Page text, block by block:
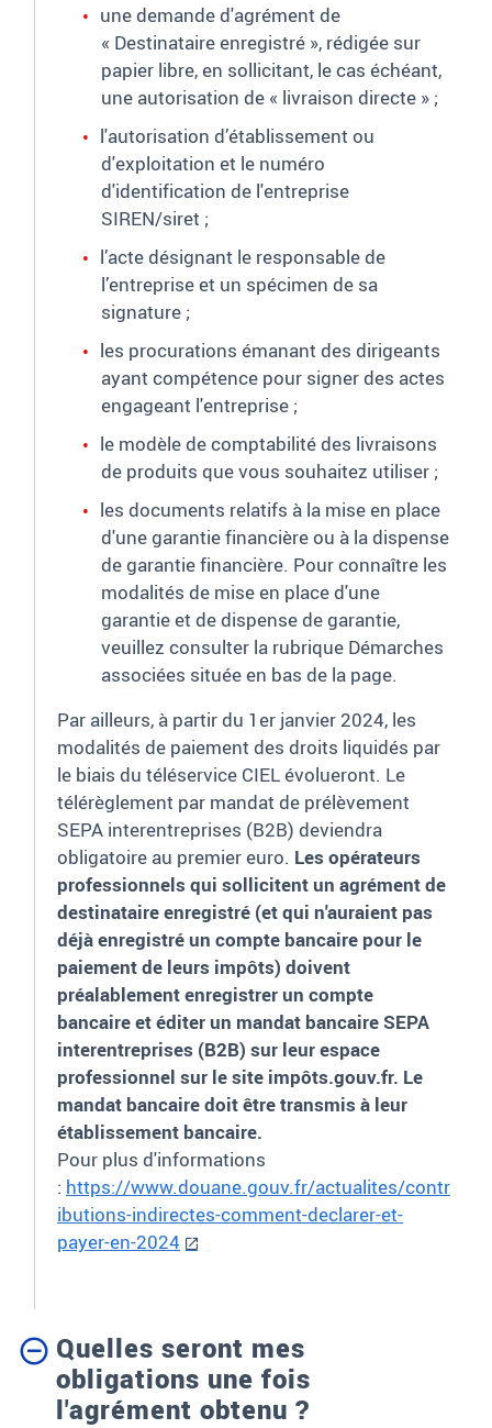
une demande d'agrément de
« Destinataire enregistré », rédigée sur
papier libre, en sollicitant, le cas échéant,
une autorisation de « livraison directe » ;
l'autorisation d’établissement ou
d'exploitation et le numéro
d'identification de l'entreprise
SIREN/siret ;
l’acte désignant le responsable de
l’entreprise et un spécimen de sa
signature ;
les procurations émanant des dirigeants
ayant compétence pour signer des actes
engageant l'entreprise ;
le modèle de comptabilité des livraisons
de produits que vous souhaitez utiliser ;
les documents relatifs à la mise en place
d'une garantie financière ou à la dispense
de garantie financière. Pour connaître les
modalités de mise en place d'une
garantie et de dispense de garantie,
veuillez consulter la rubrique Démarches
associées située en bas de la page.
Par ailleurs, à partir du 1er janvier 2024, les
modalités de paiement des droits liquidés par
le biais du téléservice CIEL évolueront. Le
télérèglement par mandat de prélèvement
SEPA interentreprises (B2B) deviendra
obligatoire au premier euro. Les opérateurs
professionnels qui sollicitent un agrément de
destinataire enregistré (et qui n'auraient pas
déjà enregistré un compte bancaire pour le
paiement de leurs impôts) doivent
préalablement enregistrer un compte
bancaire et éditer un mandat bancaire SEPA
interentreprises (B2B) sur leur espace
professionnel sur le site impôts.gouv.fr. Le
mandat bancaire doit être transmis à leur
établissement bancaire.
Pour plus d'informations
: https://www.douane.gouv.fr/actualites/contr
ibutions-indirectes-comment-declarer-et-
payer-en-2024
Quelles seront mes
obligations une fois
l'agrément obtenu ?